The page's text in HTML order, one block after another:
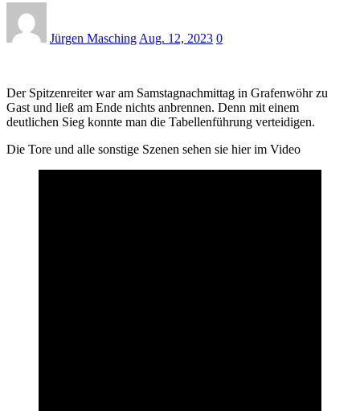
Jürgen Masching Aug. 12, 2023 0
Der Spitzenreiter war am Samstagnachmittag in Grafenwöhr zu
Gast und ließ am Ende nichts anbrennen. Denn mit einem
deutlichen Sieg konnte man die Tabellenführung verteidigen.
Die Tore und alle sonstige Szenen sehen sie hier im Video